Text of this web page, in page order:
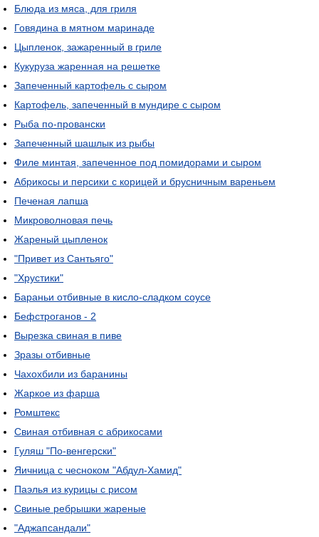
Блюда из мяса, для гриля
Говядина в мятном маринаде
Цыпленок, зажаренный в гриле
Кукуруза жаренная на решетке
Запеченный картофель с сыром
Картофель, запеченный в мундире с сыром
Рыба по-провански
Запеченный шашлык из рыбы
Филе минтая, запеченное под помидорами и сыром
Абрикосы и персики с корицей и брусничным вареньем
Печеная лапша
Микроволновая печь
Жареный цыпленок
"Привет из Сантьяго"
"Хрустики"
Бараньи отбивные в кисло-сладком соусе
Бефстроганов - 2
Вырезка свиная в пиве
Зразы отбивные
Чахохбили из баранины
Жаркое из фарша
Ромштекс
Свиная отбивная с абрикосами
Гуляш "По-венгерски"
Яичница с чесноком "Абдул-Хамид"
Паэлья из курицы с рисом
Свиные ребрышки жареные
"Аджапсандали"